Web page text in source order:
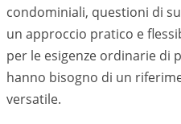
condominiali, questioni di
un approccio pratico e
per le esigenze ordinarie di
hanno bisogno di un
versatile.